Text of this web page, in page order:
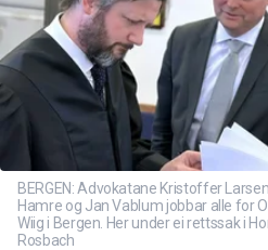
BERGEN: Advokatane Kristoffer
Hamre og Jan Vablum jobbar alle for
Wiig i Bergen. Her under ei rettssak i
Rosbach